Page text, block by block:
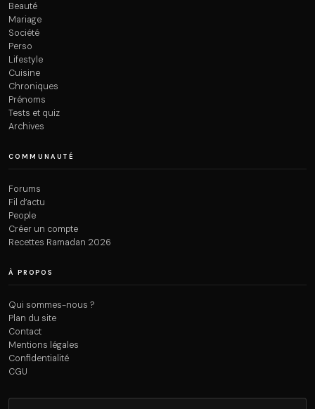
Beauté
Mariage
Société
Perso
Lifestyle
Cuisine
Chroniques
Prénoms
Tests et quiz
Archives
COMMUNAUTÉ
Forums
Fil d’actu
People
Créer un compte
Recettes Ramadan 2026
À PROPOS
Qui sommes-nous ?
Plan du site
Contact
Mentions légales
Confidentialité
CGU